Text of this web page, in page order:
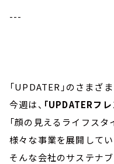
---
「UPDATER」のさまざ
今週は、 「UPDATERフ
「顔の見えるライフスタ
様々な事業を展開してい
そんな会社のサステナ